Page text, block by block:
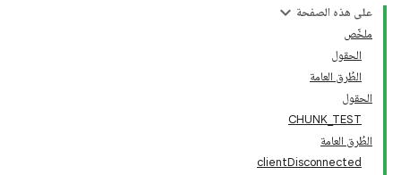
على هذه الصفحة
ملخّص
الحقول
الطُرق العامة
الحقول
CHUNK_TEST
الطُرق العامة
clientDisconnected